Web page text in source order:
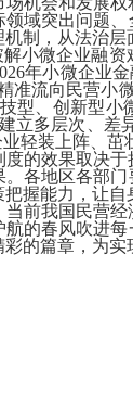
域突出问题
制，从法治
微企业融资
年小微企业
准流向民营小
型、创新型
立多层次、
轻装上阵、茁
效果取决于
各地区各部
握能力，让
我国民营经
的春风吹进
的篇章，为实